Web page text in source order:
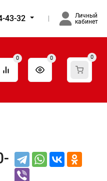
43-32
Личный
кабинет
0 0 0